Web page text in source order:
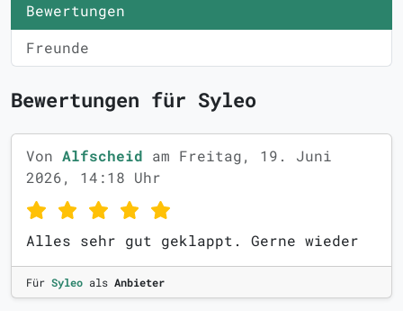
Bewertungen
Freunde
Bewertungen für Syleo
Von Alfscheid am Freitag, 19. Juni
2026, 14:18 Uhr
Alles sehr gut geklappt. Gerne wieder
Für Syleo als Anbieter